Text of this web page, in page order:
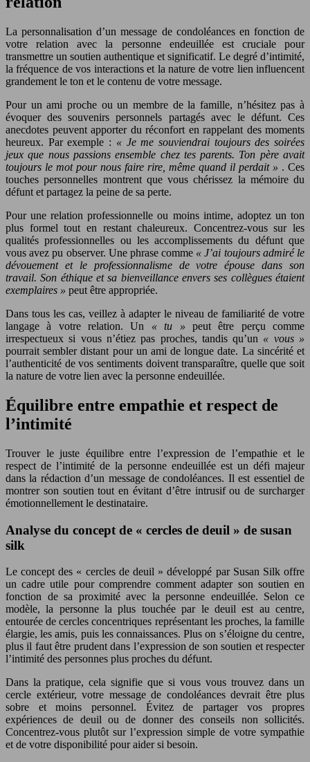
La personnalisation d’un message de condoléances en fonction de
votre relation avec la personne endeuillée est cruciale pour
transmettre un soutien authentique et significatif. Le degré d’intimité,
la fréquence de vos interactions et la nature de votre lien influencent
grandement le ton et le contenu de votre message.
Pour un ami proche ou un membre de la famille, n’hésitez pas à
évoquer des souvenirs personnels partagés avec le défunt. Ces
anecdotes peuvent apporter du réconfort en rappelant des moments
heureux. Par exemple : « Je me souviendrai toujours des soirées
jeux que nous passions ensemble chez tes parents. Ton père avait
toujours le mot pour nous faire rire, même quand il perdait » . Ces
touches personnelles montrent que vous chérissez la mémoire du
défunt et partagez la peine de sa perte.
Pour une relation professionnelle ou moins intime, adoptez un ton
plus formel tout en restant chaleureux. Concentrez-vous sur les
qualités professionnelles ou les accomplissements du défunt que
vous avez pu observer. Une phrase comme « J’ai toujours admiré le
dévouement et le professionnalisme de votre épouse dans son
travail. Son éthique et sa bienveillance envers ses collègues étaient
exemplaires » peut être appropriée.
Dans tous les cas, veillez à adapter le niveau de familiarité de votre
langage à votre relation. Un « tu » peut être perçu comme
irrespectueux si vous n’étiez pas proches, tandis qu’un « vous »
pourrait sembler distant pour un ami de longue date. La sincérité et
l’authenticité de vos sentiments doivent transparaître, quelle que soit
la nature de votre lien avec la personne endeuillée.
Équilibre entre empathie et respect de
l’intimité
Trouver le juste équilibre entre l’expression de l’empathie et le
respect de l’intimité de la personne endeuillée est un défi majeur
dans la rédaction d’un message de condoléances. Il est essentiel de
montrer son soutien tout en évitant d’être intrusif ou de surcharger
émotionnellement le destinataire.
Analyse du concept de « cercles de deuil » de susan
silk
Le concept des « cercles de deuil » développé par Susan Silk offre
un cadre utile pour comprendre comment adapter son soutien en
fonction de sa proximité avec la personne endeuillée. Selon ce
modèle, la personne la plus touchée par le deuil est au centre,
entourée de cercles concentriques représentant les proches, la famille
élargie, les amis, puis les connaissances. Plus on s’éloigne du centre,
plus il faut être prudent dans l’expression de son soutien et respecter
l’intimité des personnes plus proches du défunt.
Dans la pratique, cela signifie que si vous vous trouvez dans un
cercle extérieur, votre message de condoléances devrait être plus
sobre et moins personnel. Évitez de partager vos propres
expériences de deuil ou de donner des conseils non sollicités.
Concentrez-vous plutôt sur l’expression simple de votre sympathie
et de votre disponibilité pour aider si besoin.